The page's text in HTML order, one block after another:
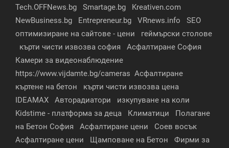
Tech.OFFNews.bg Smartage.bg
Kreativen.com
NewBusiness.bg
Entrepreneur.bg VRnews.info
SEO
оптимизиране на сайтове - цени
геймърски столове
кърти чисти извозва софия
Асфалтиране София
Камери за видеонаблюдение
https://www.vijdamte.bg/cameras Асфалтиране
къртене на бетон
кърти чисти извозва цена
IDEAMAX
Авторадиатори
изкупуване на коли
Kidstime - платформа за деца
Климатици
Полагане
на Бетон София
Асфалтиране цени
Соев восък
Асфалтиране цени
Щамповане на Бетон
Фирми за